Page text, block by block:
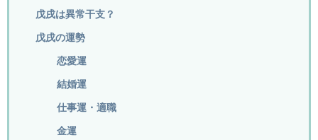
戊戌は異常干支？
戊戌の運勢
恋愛運
結婚運
仕事運・適職
金運